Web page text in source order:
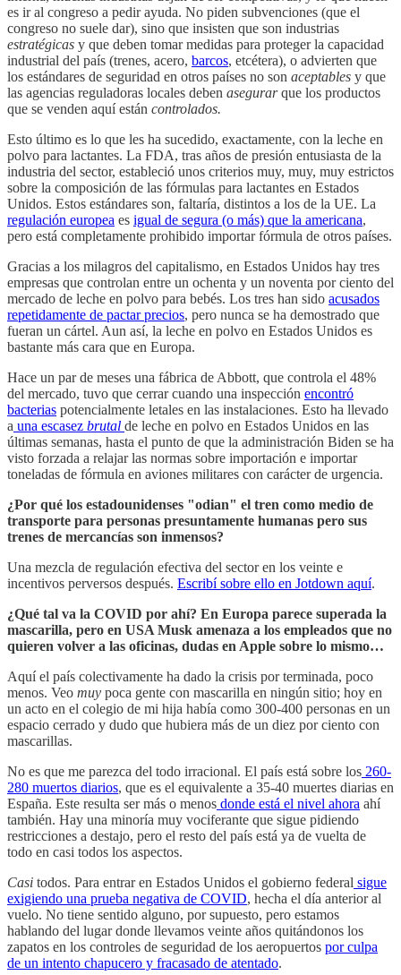
es ir al congreso a pedir ayuda. No piden subvenciones (que el
congreso no suele dar), sino que insisten que son industrias
estratégicas y que deben tomar medidas para proteger la capacidad
industrial del país (trenes, acero, barcos, etcétera), o advierten que
los estándares de seguridad en otros países no son aceptables y que
las agencias reguladoras locales deben asegurarque los productos
que se venden aquí están controlados.
Esto último es lo que les ha sucedido, exactamente, con la leche en
polvo para lactantes. La FDA, tras años de presión entusiasta de la
industria del sector, estableció unos criterios muy, muy, muy estrictos
sobre la composición de las fórmulas para lactantes en Estados
Unidos. Estos estándares son, faltaría, distintos a los de la UE. La
regulación europea es igual de segura (o más) que la americana,
pero está completamente prohibido importar fórmula de otros países.
Gracias a los milagros del capitalismo, en Estados Unidos hay tres
empresas que controlan entre un ochenta y un noventa por ciento del
mercado de leche en polvo para bebés. Los tres han sido acusados
repetidamente de pactar precios, pero nunca se ha demostrado que
fueran un cártel. Aun así, la leche en polvo en Estados Unidos es
bastante más cara que en Europa.
Hace un par de meses una fábrica de Abbott, que controla el 48%
del mercado, tuvo que cerrar cuando una inspección encontró
bacterias potencialmente letales en las instalaciones. Esto ha llevado
a una escasez brutal de leche en polvo en Estados Unidos en las
últimas semanas, hasta el punto de que la administración Biden se ha
visto forzada a relajar las normas sobre importación e importar
toneladas de fórmula en aviones militares con carácter de urgencia.
¿Por qué los estadounidenses "odian" el tren como medio de
transporte para personas presuntamente humanas pero sus
trenes de mercancías son inmensos?
Una mezcla de regulación efectiva del sector en los veinte e
incentivos perversos después. Escribí sobre ello en Jotdown aquí.
¿Qué tal va la COVID por ahí? En Europa parece superada la
mascarilla, pero en USA Musk amenaza a los empleados que no
quieren volver a las oficinas, dudas en Apple sobre lo mismo…
Aquí el país colectivamente ha dado la crisis por terminada, poco
menos. Veo muy poca gente con mascarilla en ningún sitio; hoy en
un acto en el colegio de mi hija había como 300-400 personas en un
espacio cerrado y dudo que hubiera más de un diez por ciento con
mascarillas.
No es que me parezca del todo irracional. El país está sobre los 260-
280 muertos diarios, que es el equivalente a 35-40 muertes diarias en
España. Este resulta ser más o menos donde está el nivel ahora ahí
también. Hay una minoría muy vociferante que sigue pidiendo
restricciones a destajo, pero el resto del país está ya de vuelta de
todo en casi todos los aspectos.
Casi todos. Para entrar en Estados Unidos el gobierno federal sigue
exigiendo una prueba negativa de COVID, hecha el día anterior al
vuelo. No tiene sentido alguno, por supuesto, pero estamos
hablando del lugar donde llevamos veinte años quitándonos los
zapatos en los controles de seguridad de los aeropuertos por culpa
de un intento chapucero y fracasado de atentado.